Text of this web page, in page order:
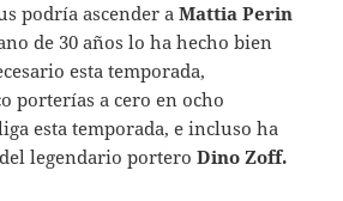
podría ascender aMattia Perin
de 30 años lo ha hecho bien
esta temporada,
porterías a cero en ocho
esta temporada, e incluso ha
legendario porteroDino Zoff.